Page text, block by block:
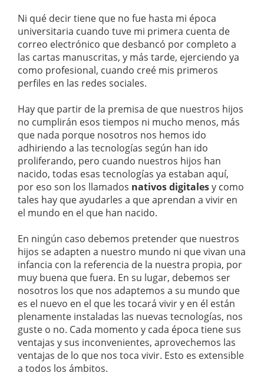
Ni qué decir tiene que no fue hasta mi época
universitaria cuando tuve mi primera cuenta de
correo electrónico que desbancó por completo a
las cartas manuscritas, y más tarde, ejerciendo ya
como profesional, cuando creé mis primeros
perfiles en las redes sociales.
Hay que partir de la premisa de que nuestros hijos
no cumplirán esos tiempos ni mucho menos, más
que nada porque nosotros nos hemos ido
adhiriendo a las tecnologías según han ido
proliferando, pero cuando nuestros hijos han
nacido, todas esas tecnologías ya estaban aquí,
por eso son los llamados nativos digitalesy como
tales hay que ayudarles a que aprendan a vivir en
el mundo en el que han nacido.
En ningún caso debemos pretender que nuestros
hijos se adapten a nuestro mundo ni que vivan una
infancia con la referencia de la nuestra propia, por
muy buena que fuera. En su lugar, debemos ser
nosotros los que nos adaptemos a su mundo que
es el nuevo en el que les tocará vivir y en él están
plenamente instaladas las nuevas tecnologías, nos
guste o no. Cada momento y cada época tiene sus
ventajas y sus inconvenientes, aprovechemos las
ventajas de lo que nos toca vivir. Esto es extensible
a todos los ámbitos.